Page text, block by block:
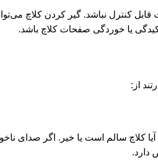
کنترل نباشد. گیر کردن کلاچ
یا خوردگی صفحات کلاچ باشد.
از:
کلاچ سالم است یا خیر. اگر صدای
دارد.